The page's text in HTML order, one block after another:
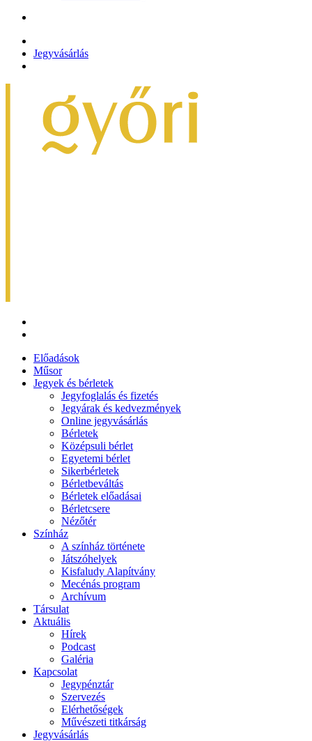
Jegyvásárlás
Előadások
Műsor
Jegyek és bérletek
Jegyfoglalás és fizetés
Jegyárak és kedvezmények
Online jegyvásárlás
Bérletek
Középsuli bérlet
Egyetemi bérlet
Sikerbérletek
Bérletbeváltás
Bérletek előadásai
Bérletcsere
Nézőtér
Színház
A színház története
Játszóhelyek
Kisfaludy Alapítvány
Mecénás program
Archívum
Társulat
Aktuális
Hírek
Podcast
Galéria
Kapcsolat
Jegypénztár
Szervezés
Elérhetőségek
Művészeti titkárság
Jegyvásárlás